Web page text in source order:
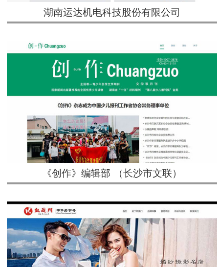
湖南运达机电科技股份有限公司
《创作》编辑部 （长沙市文联）